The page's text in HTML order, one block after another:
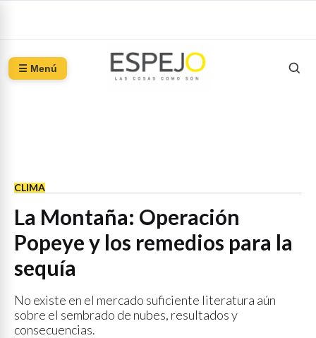
☰ Menú
CLIMA
La Montaña: Operación
Popeye y los remedios para la
sequía
No existe en el mercado suficiente literatura aún
sobre el sembrado de nubes, resultados y
consecuencias.